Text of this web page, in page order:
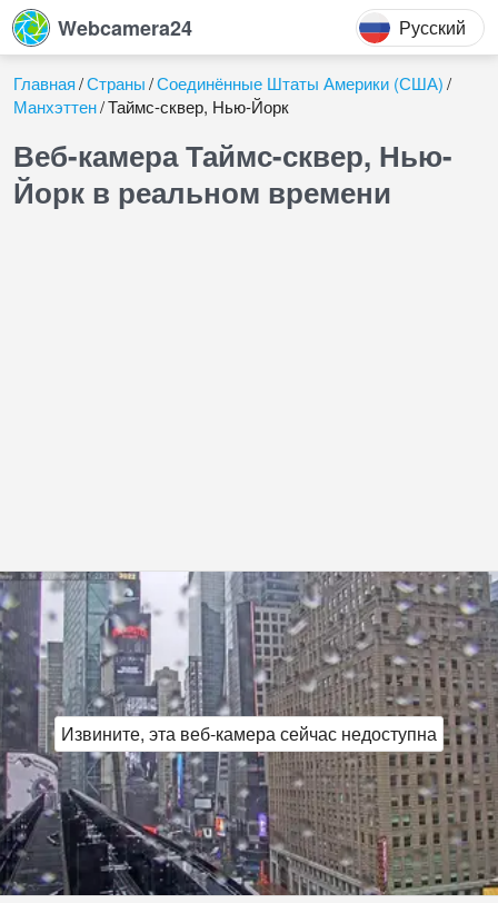
Webcamera24 Русский
Главная Страны Соединённые Штаты Америки (США)
Манхэттен Таймс-сквер, Нью-Йорк
Веб-камера Таймс-сквер, Нью-
Йорк в реальном времени
Извините, эта веб‑камера сейчас недоступна